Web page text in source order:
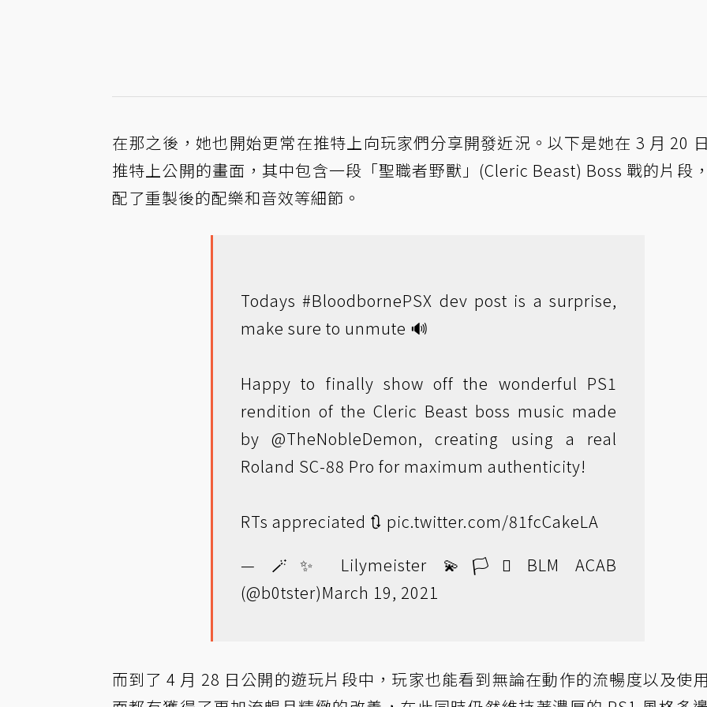
在那之後，她也開始更常在推特上向玩家們分享開發近況。以下是她在 3 月 20
推特上公開的畫面，其中包含一段「聖職者野獸」(Cleric Beast) Boss 戰的片段
配了重製後的配樂和音效等細節。
Todays#BloodbornePSX dev post is a surprise,
make sure to unmute 🔊
Happy to finally show off the wonderful PS1
rendition of the Cleric Beast boss music made
by@TheNobleDemon, creating using a real
Roland SC-88 Pro for maximum authenticity!
RTs appreciated 🔃 pic.twitter.com/81fcCakeLA
— 🪄✨ Lilymeister 💫🏳️‍⚧️ BLM ACAB
(@b0tster)March 19, 2021
而到了 4 月 28 日公開的遊玩片段中，玩家也能看到無論在動作的流暢度以及使